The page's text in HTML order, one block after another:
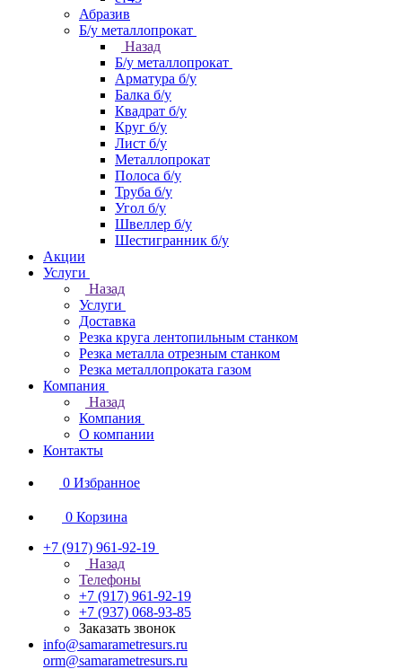
Абразив
Б/у металлопрокат
Назад
Б/у металлопрокат
Арматура б/у
Балка б/у
Квадрат б/у
Круг б/у
Лист б/у
Металлопрокат
Полоса б/у
Труба б/у
Угол б/у
Швеллер б/у
Шестигранник б/у
Акции
Услуги
Назад
Услуги
Доставка
Резка круга лентопильным станком
Резка металла отрезным станком
Резка металлопроката газом
Компания
Назад
Компания
О компании
Контакты
0 Избранное
0 Корзина
+7 (917) 961-92-19
Назад
Телефоны
+7 (917) 961-92-19
+7 (937) 068-93-85
Заказать звонок
info@samarametresurs.ru
orm@samarametresurs.ru